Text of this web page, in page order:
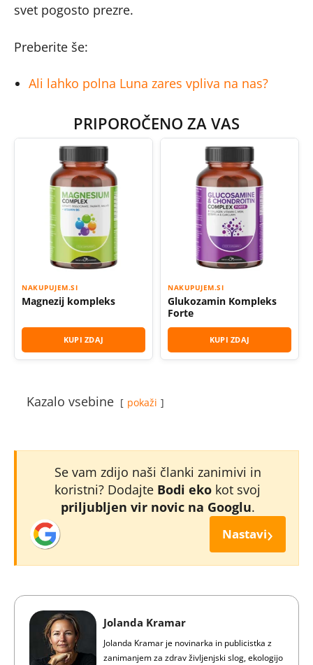
svet pogosto prezre.
Preberite še:
Ali lahko polna Luna zares vpliva na nas?
PRIPOROČENO ZA VAS
NAKUPUJEM.SI
Magnezij kompleks
KUPI ZDAJ
NAKUPUJEM.SI
Glukozamin Kompleks
Forte
KUPI ZDAJ
Kazalo vsebine pokaži
Se vam zdijo naši članki zanimivi in
koristni? Dodajte Bodi eko kot svoj
priljubljen vir novic na Googlu.
Nastavi›
Jolanda Kramar
Jolanda Kramar je novinarka in publicistka z
zanimanjem za zdrav življenjski slog, ekologijo